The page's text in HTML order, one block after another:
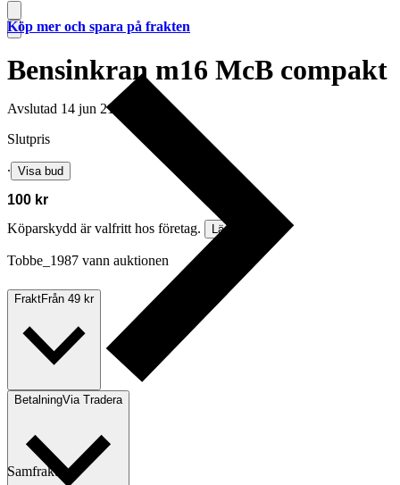
Bensinkran m16 McB compakt
Avslutad 14 jun 21:50
Slutpris
∙ Visa bud
100 kr
Köparskydd är valfritt hos företag.
Läs mer
Tobbe_1987 vann auktionen
FraktFrån 49 kr
BetalningVia Tradera
Köp mer och spara på frakten
Samfrakt